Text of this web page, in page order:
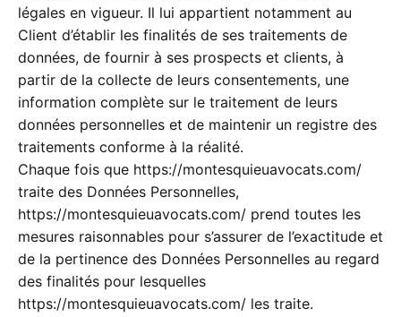
légales en vigueur. Il lui appartient notamment au
Client d’établir les finalités de ses traitements de
données, de fournir à ses prospects et clients, à
partir de la collecte de leurs consentements, une
information complète sur le traitement de leurs
données personnelles et de maintenir un registre des
traitements conforme à la réalité.
Chaque fois que https://montesquieuavocats.com/
traite des Données Personnelles,
https://montesquieuavocats.com/ prend toutes les
mesures raisonnables pour s’assurer de l’exactitude et
de la pertinence des Données Personnelles au regard
des finalités pour lesquelles
https://montesquieuavocats.com/ les traite.